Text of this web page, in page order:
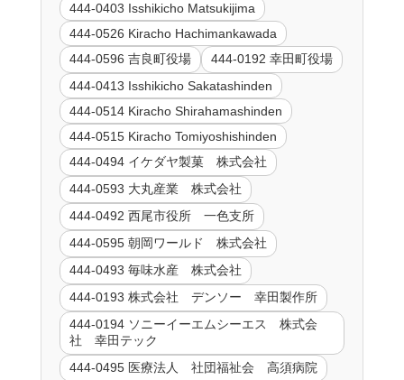
444-0403 Isshikicho Matsukijima
444-0526 Kiracho Hachimankawada
444-0596 吉良町役場
444-0192 幸田町役場
444-0413 Isshikicho Sakatashinden
444-0514 Kiracho Shirahamashinden
444-0515 Kiracho Tomiyoshishinden
444-0494 イケダヤ製菓 株式会社
444-0593 大丸産業 株式会社
444-0492 西尾市役所 一色支所
444-0595 朝岡ワールド 株式会社
444-0493 毎味水産 株式会社
444-0193 株式会社 デンソー 幸田製作所
444-0194 ソニーイーエムシーエス 株式会
社 幸田テック
444-0495 医療法人 社団福祉会 高須病院